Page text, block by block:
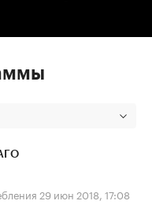
29 июн 2018, 17:08